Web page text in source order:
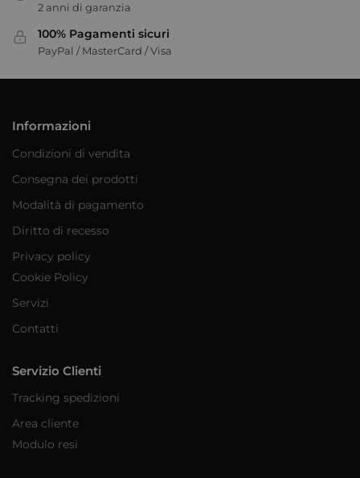
2 anni di garanzia
100% Pagamenti sicuri
PayPal / MasterCard / Visa
Informazioni
Condizioni di vendita
Consegna dei prodotti
Modalità di pagamento
Diritto di recesso
Privacy policy
Cookie Policy
Servizi
Contatti
Servizio Clienti
Tracking spedizioni
Area cliente
Modulo resi